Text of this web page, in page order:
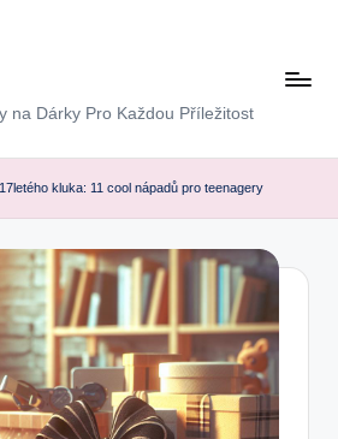
na Dárky Pro Každou Příležitost
kluka: 11 cool nápadů pro teenagery